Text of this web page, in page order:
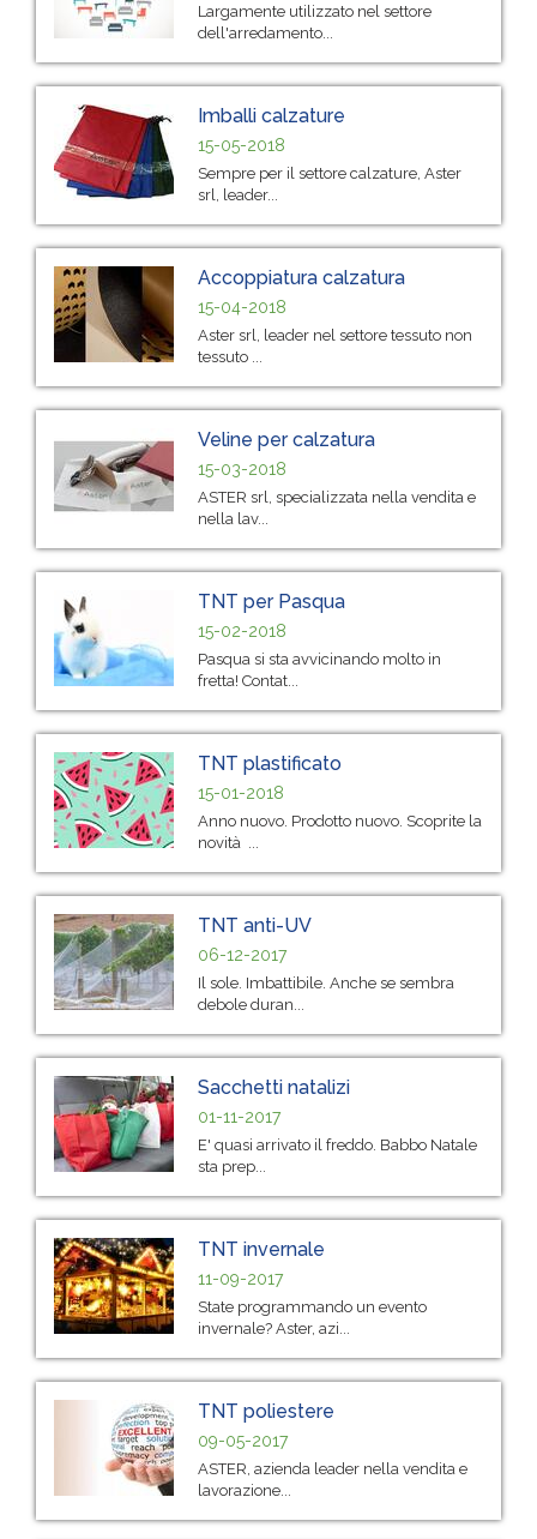
Largamente utilizzato nel settore
dell'arredamento...
Imballi calzature
15-05-2018
Sempre per il settore calzature, Aster
srl, leader...
Accoppiatura calzatura
15-04-2018
Aster srl, leader nel settore tessuto non
tessuto ...
Veline per calzatura
15-03-2018
ASTER srl, specializzata nella vendita e
nella lav...
TNT per Pasqua
15-02-2018
Pasqua si sta avvicinando molto in
fretta! Contat...
TNT plastificato
15-01-2018
Anno nuovo. Prodotto nuovo. Scoprite la
novità ...
TNT anti-UV
06-12-2017
Il sole. Imbattibile. Anche se sembra
debole duran...
Sacchetti natalizi
01-11-2017
E' quasi arrivato il freddo. Babbo Natale
sta prep...
TNT invernale
11-09-2017
State programmando un evento
invernale? Aster, azi...
TNT poliestere
09-05-2017
ASTER, azienda leader nella vendita e
lavorazione...